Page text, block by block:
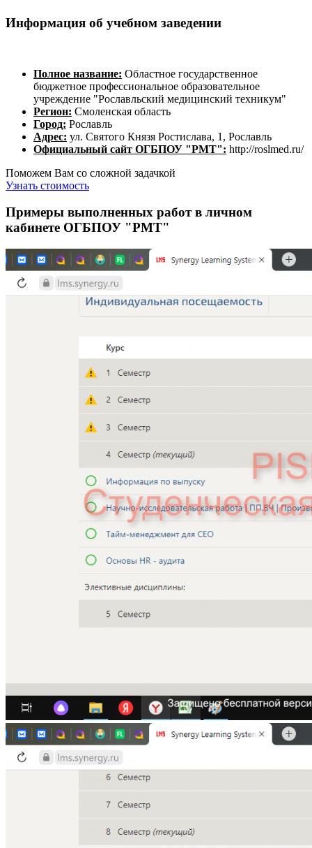
Информация об учебном заведении
Полное название: Областное государственное
бюджетное профессиональное образовательное
учреждение "Рославльский медицинский техникум"
Регион: Смоленская область
Город: Рославль
Адрес: ул. Святого Князя Ростислава, 1, Рославль
Официальный сайт ОГБПОУ "РМТ": http://roslmed.ru/
Поможем Вам со сложной задачкой
Узнать стоимость
Примеры выполненных работ в личном
кабинете ОГБПОУ "РМТ"